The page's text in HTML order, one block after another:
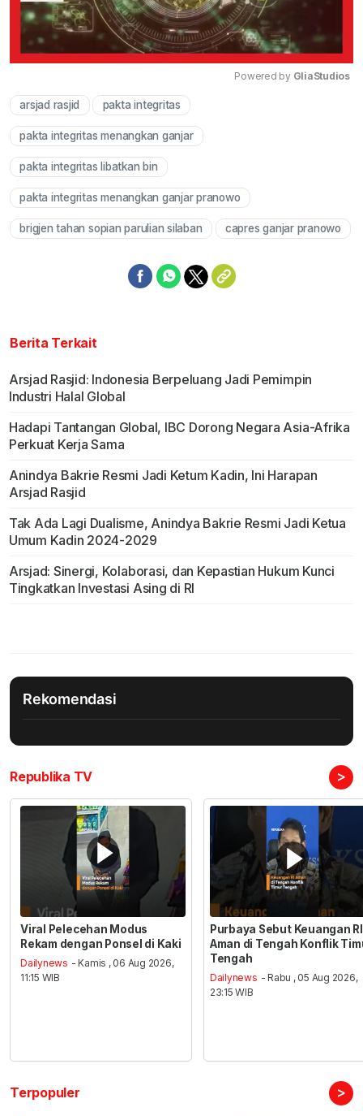
Powered by GliaStudios
arsjad rasjid pakta integritas
pakta integritas menangkan ganjar
pakta integritas libatkan bin
pakta integritas menangkan ganjar pranowo
brigjen tahan sopian parulian silaban capres ganjar pranowo
Berita Terkait
Arsjad Rasjid: Indonesia Berpeluang Jadi Pemimpin
Industri Halal Global
Hadapi Tantangan Global, IBC Dorong Negara Asia-Afrika
Perkuat Kerja Sama
Anindya Bakrie Resmi Jadi Ketum Kadin, Ini Harapan
Arsjad Rasjid
Tak Ada Lagi Dualisme, Anindya Bakrie Resmi Jadi Ketua
Umum Kadin 2024-2029
Arsjad: Sinergi, Kolaborasi, dan Kepastian Hukum Kunci
Tingkatkan Investasi Asing di RI
Rekomendasi
Republika TV >
Viral Pelecehan Modus
Rekam dengan Ponsel di Kaki
Dailynews - Kamis , 06 Aug 2026,
11:15 WIB
Purbaya Sebut Keuangan RI
Aman di Tengah Konflik
Tengah
Dailynews - Rabu , 05 Aug 2026,
23:15 WIB
Terpopuler >